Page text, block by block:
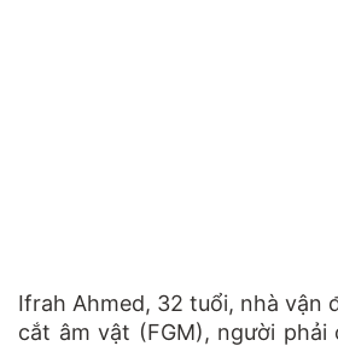
Ifrah Ahmed, 32 tuổi, nhà vận
cắt âm vật (FGM), người phải